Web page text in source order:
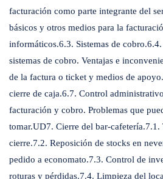
facturación como parte integrante del
básicos y otros medios para la
informáticos.6.3. Sistemas de
sistemas de cobro. Ventajas e
de la factura o ticket y medios de
cierre de caja.6.7. Control
facturación y cobro. Problemas que
tomar.UD7. Cierre del bar-cafetería.7.1.
cierre.7.2. Reposición de stocks en
pedido a economato.7.3. Control de
roturas y pérdidas.7.4. Limpieza del